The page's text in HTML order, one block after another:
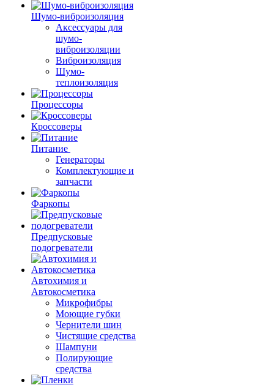
Шумо-виброизоляция
Аксессуары для
шумо-
виброизоляции
Виброизоляция
Шумо-
теплоизоляция
Процессоры
Кроссоверы
Питание
Генераторы
Комплектующие и
запчасти
Фаркопы
Предпусковые
подогреватели
Автохимия и
Автокосметика
Микрофибры
Моющие губки
Чернители шин
Чистящие средства
Шампуни
Полирующие
средства